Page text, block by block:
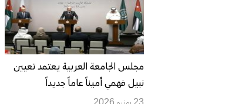
مجلس الجامعة العربية يعتمد تعيين
نبيل فهمي أميناً عاماً جديداً